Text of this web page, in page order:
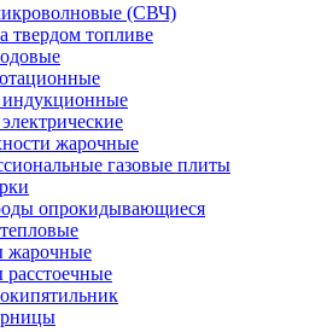
(СВЧ)
твердом топливе
жарочные
газовые плиты
опрокидывающиеся